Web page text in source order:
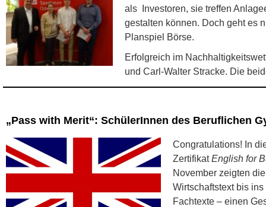
als Investoren, sie treffen
gestalten können. Doch geht es
Planspiel Börse.
Erfolgreich im
und Carl-Walter Stracke. Die
„Pass with Merit“: SchülerInnen des Beruflichen
Congratulations! In
ZertifikatEnglish for
November zeigten
Wirtschaftstext bis
Fachtexte – einen